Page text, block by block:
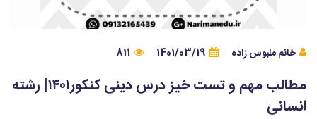
خانم ملبوس زاده 1401/03/19
811
مطالب مهم و تست خیز درس دینی کنکور۱۴۰۱| رشته
انسانی